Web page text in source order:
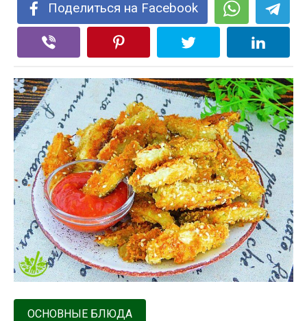
Поделиться на Facebook
ОСНОВНЫЕ БЛЮДА